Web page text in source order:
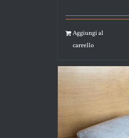
Aggiungi al
carrello